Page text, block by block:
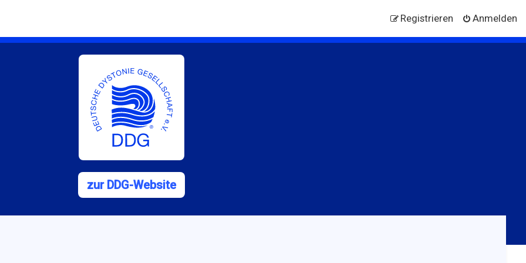
Anmelden
Registrieren
zur DDG-Website